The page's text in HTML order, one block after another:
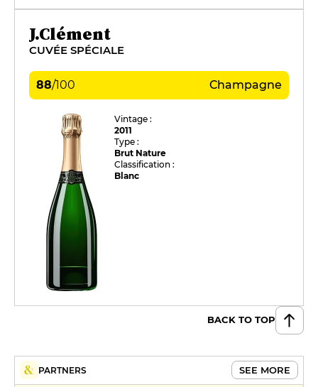
J.Clément
CUVÉE SPÉCIALE
88/100 Champagne
Vintage :
2011
Type :
Brut Nature
Classification :
Blanc
BACK TO TOP
PARTNERS SEE MORE